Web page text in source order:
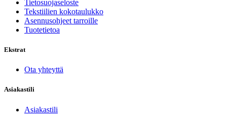
Tietosuojaseloste
Tekstiilien kokotaulukko
Asennusohjeet tarroille
Tuotetietoa
Ekstrat
Ota yhteyttä
Asiakastili
Asiakastili